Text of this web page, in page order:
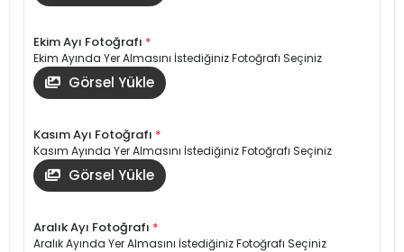
Ekim Ayı Fotoğrafı *
Ekim Ayında Yer Almasını İstediğiniz Fotoğrafı Seçiniz
Görsel Yükle
Kasım Ayı Fotoğrafı *
Kasım Ayında Yer Almasını İstediğiniz Fotoğrafı Seçiniz
Görsel Yükle
Aralık Ayı Fotoğrafı *
Aralık Ayında Yer Almasını İstediğiniz Fotoğrafı Seçiniz